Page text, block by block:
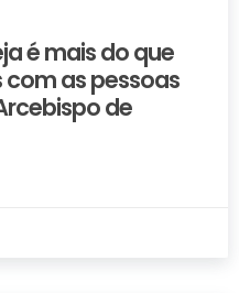
é mais do que
as pessoas
de